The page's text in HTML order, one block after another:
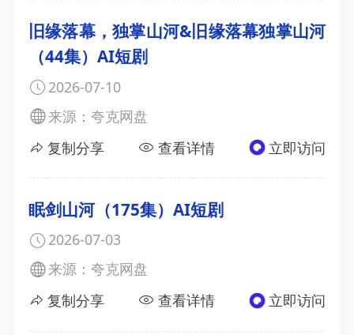
旧缘落幕，独掌山河&旧缘落幕独掌山河
（44集）AI短剧
2026-07-10
来源：夸克网盘
复制分享
查看详情 立即访问
眠剑山河（175集）AI短剧
2026-07-03
来源：夸克网盘
复制分享
查看详情 立即访问